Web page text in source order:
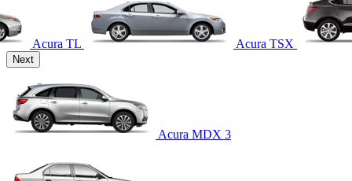
Acura TL Acura TSX
Next
Acura MDX 3